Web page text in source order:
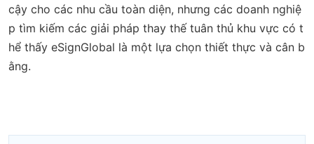
cậy cho các nhu cầu toàn diện, nhưng các doanh nghiệ
p tìm kiếm các giải pháp thay thế tuân thủ khu vực có t
hể thấy eSignGlobal là một lựa chọn thiết thực và cân b
ằng.